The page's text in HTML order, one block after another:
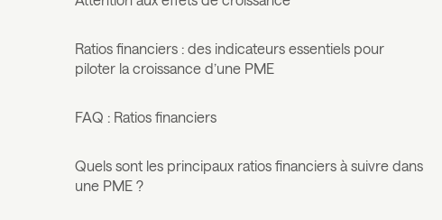
Ratios financiers : des indicateurs essentiels pour
piloter la croissance d’une PME
FAQ : Ratios financiers
Quels sont les principaux ratios financiers à suivre dans
une PME ?